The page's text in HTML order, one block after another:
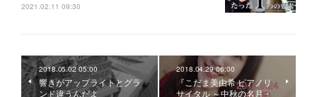
2021.02.11 09:30
2018.05.02 05:00
響きがアップライトとグラ
ンド違うんだよ
2018.04.29 06:00
『こだま美由希 ピアノリ
サイタル ～中秋の名月・